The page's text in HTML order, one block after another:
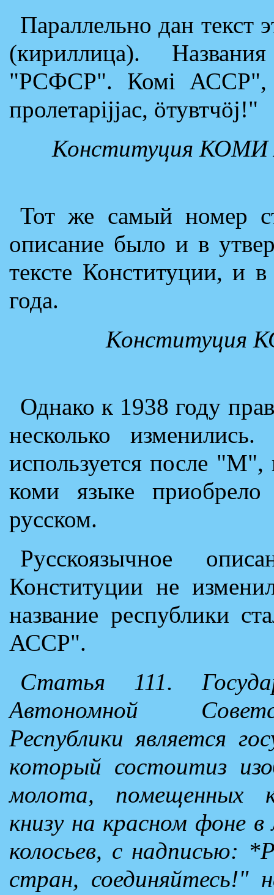
Параллельно дан текст
(кириллица).
"РСФСР". Комi АССР", а
пролетарijjас, öтувтчöj!"
Конституция КОМИ
Тот же самый номер
описание было и в
тексте Конституции, и
года.
Конституция
Однако к 1938 году
несколько
используется после
коми языке
русском.
Русскоязычное
Конституции не
название республики
АССР".
Статья 111.
Автономной
Республики является
который состоитиз
молота, помещенных
книзу на красном фоне в
колосьев, с надписью:
стран, соединяйтесь!"